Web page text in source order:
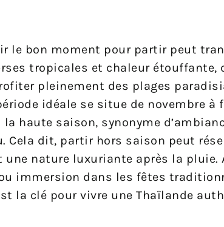
le bon moment pour partir peut
tropicales et chaleur étouffante,
pleinement des plages
idéale se situe de novembre à
la haute saison, synonyme
Cela dit, partir hors saison peut
nature luxuriante après la pluie.
immersion dans les fêtes
la clé pour vivre une Thaïlande